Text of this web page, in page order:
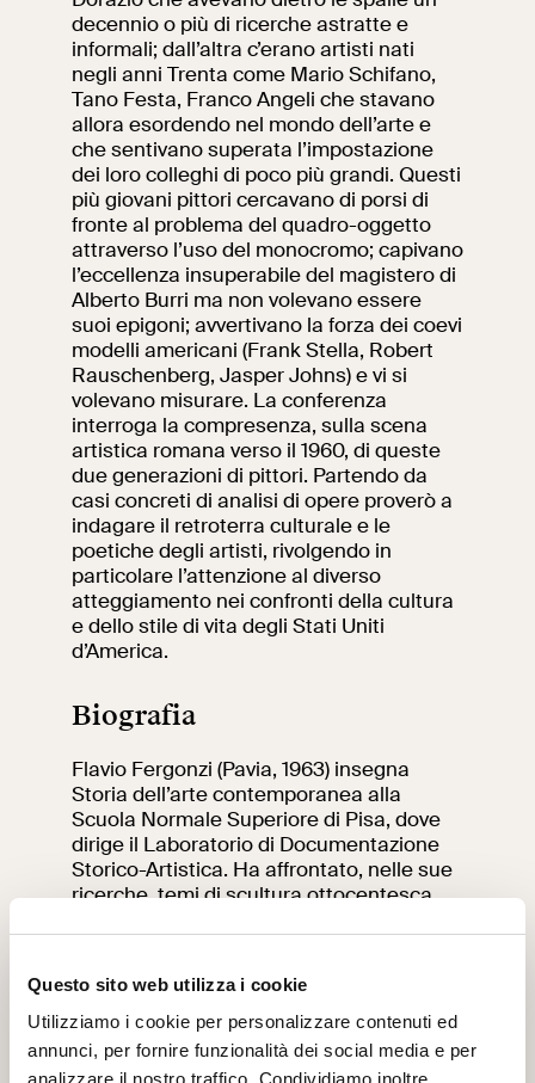
Questo sito web utilizza i cookie
Utilizziamo i cookie per personalizzare contenuti ed
annunci, per fornire funzionalità dei social media e per
analizzare il nostro traffico. Condividiamo inoltre
decennio o più di ricerche astratte e
informali; dall’altra c’erano artisti nati
negli anni Trenta come Mario Schifano,
Tano Festa, Franco Angeli che stavano
allora esordendo nel mondo dell’arte e
che sentivano superata l’impostazione
dei loro colleghi di poco più grandi. Questi
più giovani pittori cercavano di porsi di
fronte al problema del quadro-oggetto
attraverso l’uso del monocromo; capivano
l’eccellenza insuperabile del magistero di
Alberto Burri ma non volevano essere
suoi epigoni; avvertivano la forza dei coevi
modelli americani (Frank Stella, Robert
Rauschenberg, Jasper Johns) e vi si
volevano misurare. La conferenza
interroga la compresenza, sulla scena
artistica romana verso il 1960, di queste
due generazioni di pittori. Partendo da
casi concreti di analisi di opere proverò a
indagare il retroterra culturale e le
poetiche degli artisti, rivolgendo in
particolare l’attenzione al diverso
atteggiamento nei confronti della cultura
e dello stile di vita degli Stati Uniti
d’America.
Biografia
Flavio Fergonzi (Pavia, 1963) insegna
Storia dell’arte contemporanea alla
Scuola Normale Superiore di Pisa, dove
dirige il Laboratorio di Documentazione
Storico-Artistica. Ha affrontato, nelle sue
ricerche, temi di scultura ottocentesca
Artistic Inspiration” (Charta, 1997) e
passions” (Venezia, Peggy Guggenheim
Collection, 2018); di critica d’arte del ‘900
“Lessicalità visiva dell’Italiano, (Scuola
Normale Superiore, 1996); di storia del